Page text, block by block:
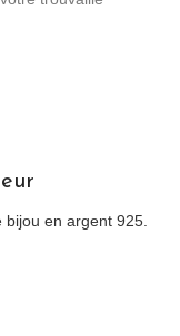
en argent 925.